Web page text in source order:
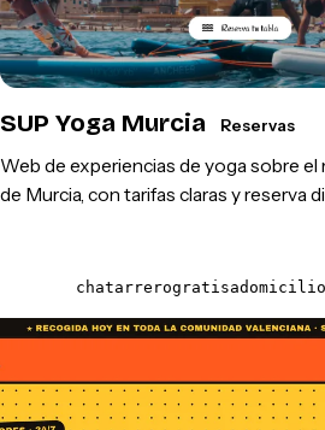
SUP Yoga Murcia Reservas
Web de experiencias de yoga sobre el
de Murcia, con tarifas claras y reserva